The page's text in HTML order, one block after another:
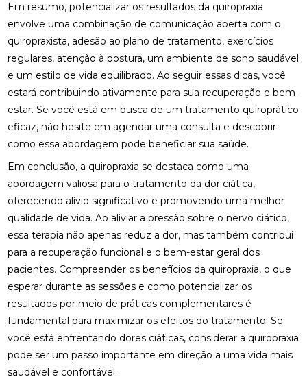
Em resumo, potencializar os resultados da quiropraxia
envolve uma combinação de comunicação aberta com o
quiropraxista, adesão ao plano de tratamento, exercícios
regulares, atenção à postura, um ambiente de sono saudável
e um estilo de vida equilibrado. Ao seguir essas dicas, você
estará contribuindo ativamente para sua recuperação e bem-
estar. Se você está em busca de um tratamento quiroprático
eficaz, não hesite em agendar uma consulta e descobrir
como essa abordagem pode beneficiar sua saúde.
Em conclusão, a quiropraxia se destaca como uma
abordagem valiosa para o tratamento da dor ciática,
oferecendo alívio significativo e promovendo uma melhor
qualidade de vida. Ao aliviar a pressão sobre o nervo ciático,
essa terapia não apenas reduz a dor, mas também contribui
para a recuperação funcional e o bem-estar geral dos
pacientes. Compreender os benefícios da quiropraxia, o que
esperar durante as sessões e como potencializar os
resultados por meio de práticas complementares é
fundamental para maximizar os efeitos do tratamento. Se
você está enfrentando dores ciáticas, considerar a quiropraxia
pode ser um passo importante em direção a uma vida mais
saudável e confortável.
OSTEOPATIA E ESCOLIOSE: ALÍVIO E TRATAMENTO
EFICAZ
EFICAZES
OSTEOPATIA E HÉRNIA DE DISCO COMO ALIVIAR A
DOR DE FORMA EFICAZ
OSTEOPATIA E HÉRNIA DE DISCO: SOLUÇÕES E
BENEFÍCIOS
TRATAMENTOS EFICAZES
OSTEOPATIA PARA NERVO CIÁTICO: ALÍVIO E
TRATAMENTO
OSTEOPATIA PARA NERVO CIÁTICO: GUIA
COMPLETO
OSTEOPATIA PERTO DE MIM: COMO ENCONTRAR O
TRATAMENTO IDEAL PARA SUA SAÚDE
OSTEOPATIA PERTO DE MIM: COMO ENCONTRAR O
TRATAMENTO IDEAL PARA SUAS DORES